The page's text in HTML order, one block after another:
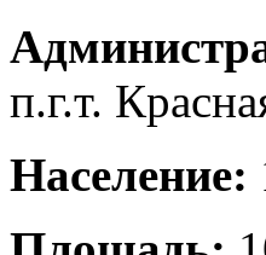
п.г.т.
Население: